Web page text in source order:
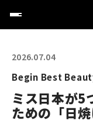
2026.07.04
Begin Best
ミス日本が5
ための「日